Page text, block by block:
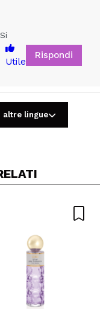
foto
Si
Si
Utile
Rispondi
altre lingue